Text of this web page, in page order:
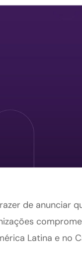
de anunciar
Latina e no